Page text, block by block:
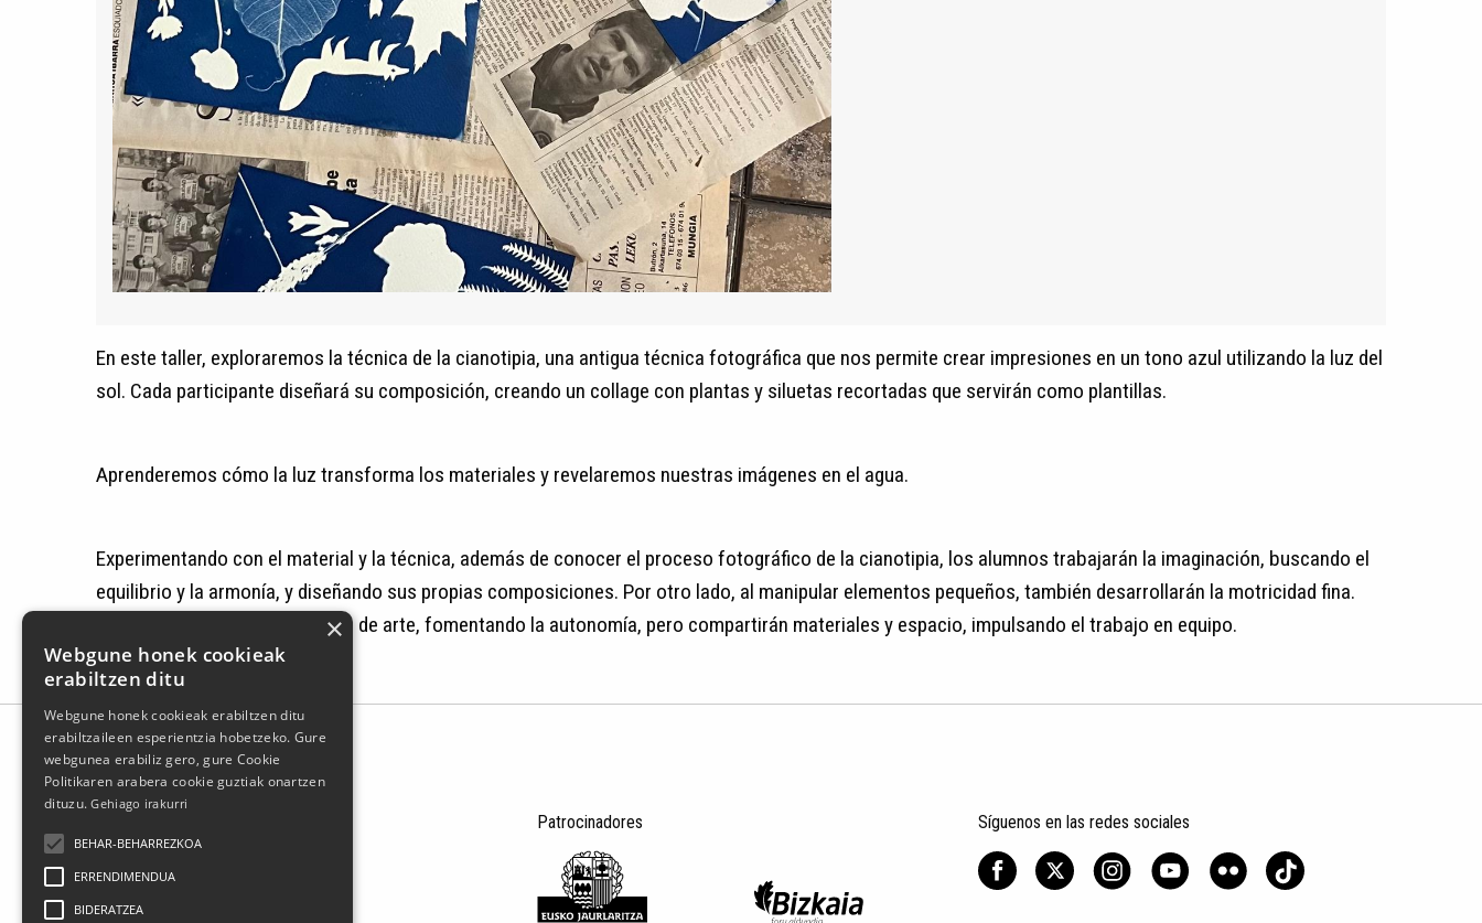
En este taller, exploraremos la técnica de la cianotipia, una antigua técnica fotográfica que nos permite crear impresiones en un tono azul utilizando la luz del
sol. Cada participante diseñará su composición, creando un collage con plantas y siluetas recortadas que servirán como plantillas.
Aprenderemos cómo la luz transforma los materiales y revelaremos nuestras imágenes en el agua.
Experimentando con el material y la técnica, además de conocer el proceso fotográfico de la cianotipia, los alumnos trabajarán la imaginación, buscando el
equilibrio y la armonía, y diseñando sus propias composiciones. Por otro lado, al manipular elementos pequeños, también desarrollarán la motricidad fina.
Cada uno creará su propia obra de arte, fomentando la autonomía, pero compartirán materiales y espacio, impulsando el trabajo en equipo.
Patrocinadores Síguenos en las redes sociales
×
Webgune honek cookieak
erabiltzen ditu
Webgune honek cookieak erabiltzen ditu
erabiltzaileen esperientzia hobetzeko. Gure
webgunea erabiliz gero, gure Cookie
Politikaren arabera cookie guztiak onartzen
dituzu.Gehiago irakurri
BEHAR-BEHARREZKOA
ERRENDIMENDUA
BIDERATZEA